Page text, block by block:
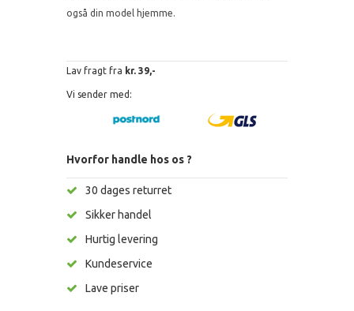
også din model hjemme.
Lav fragt fra kr. 39,-
Vi sender med:
Hvorfor handle hos os ?
30 dages returret
Sikker handel
Hurtig levering
Kundeservice
Lave priser